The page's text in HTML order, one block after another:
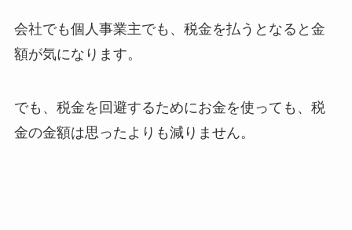
会社でも個人事業主でも、税金を払うとなると金
額が気になります。
でも、税金を回避するためにお金を使っても、税
金の金額は思ったよりも減りません。